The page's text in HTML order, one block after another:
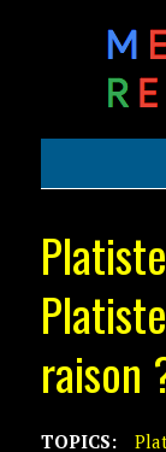
raison
TOPICS: